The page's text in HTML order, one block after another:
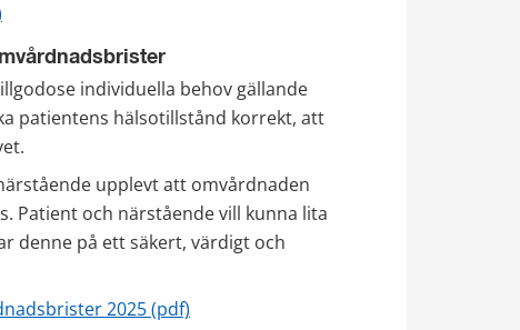
individuella behov gällande
patientens hälsotillstånd korrekt, att
upplevt att omvårdnaden
Patient och närstående vill kunna lita
denne på ett säkert, värdigt och
2025 (pdf)